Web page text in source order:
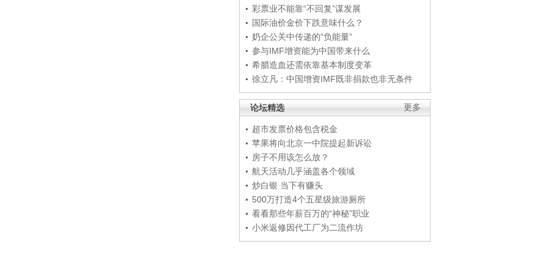
彩票业不能靠“不回复”谋发展
国际油价金价下跌意味什么？
奶企公关中传递的“负能量”
参与IMF增资能为中国带来什么
希腊造血还需依靠基本制度变革
徐立凡：中国增资IMF既非捐款也非无条件
更多
论坛精选
超市发票价格包含税金
苹果将向北京一中院提起新诉讼
房子不用该怎么放？
航天活动几乎涵盖各个领域
炒白银 当下有赚头
500万打造4个五星级旅游厕所
看看那些年薪百万的“神秘”职业
小米返修因代工厂为二流作坊